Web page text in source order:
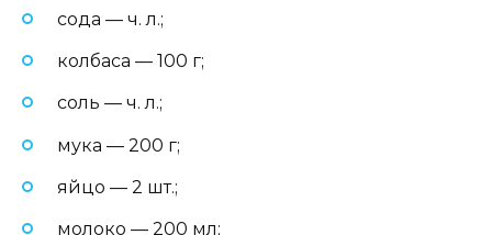
сода — ч. л.;
колбаса — 100 г;
соль — ч. л.;
мука — 200 г;
яйцо — 2 шт.;
молоко — 200 мл;